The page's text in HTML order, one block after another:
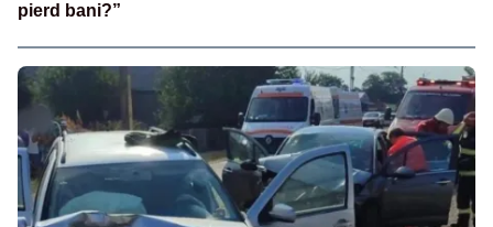
pierd bani?”